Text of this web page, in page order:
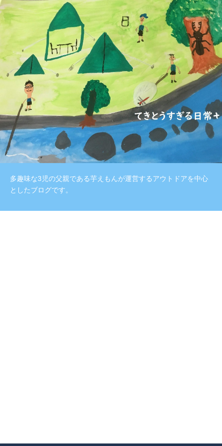
多趣味な3児の父親である芋えもんが運営するアウトドアを中心
としたブログです。